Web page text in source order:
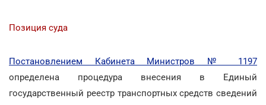
Позиция суда
Постановлением Кабинета Министров № 1197
определена процедура внесения в Единый
государственный реестр транспортных средств сведений